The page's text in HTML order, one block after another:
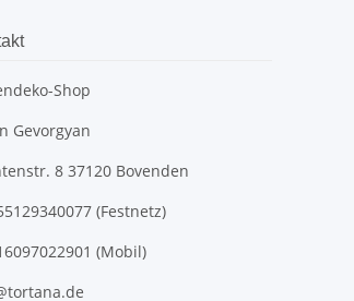
Shop
Gevorgyan
8 37120 Bovenden
(Festnetz)
(Mobil)